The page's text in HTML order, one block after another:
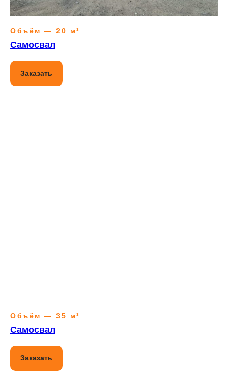
Объём — 20 м³
Самосвал
Заказать
Объём — 35 м³
Самосвал
Заказать